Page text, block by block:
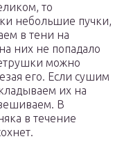
то
небольшие пучки,
в тени на
них не попадало
можно
его. Если сушим
их на
В
в течение